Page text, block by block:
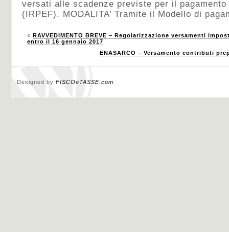
versati alle scadenze previste per il
(IRPEF). MODALITA’ Tramite il Modello di
« RAVVEDIMENTO BREVE – Regolarizzazione versamenti
entro il 16 gennaio 2017
ENASARCO – Versamento contributi
Designed by FISCOeTASSE.com